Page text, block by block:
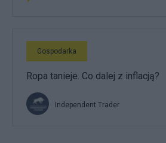
Gospodarka
Ropa tanieje. Co dalej z inflacją?
Independent Trader